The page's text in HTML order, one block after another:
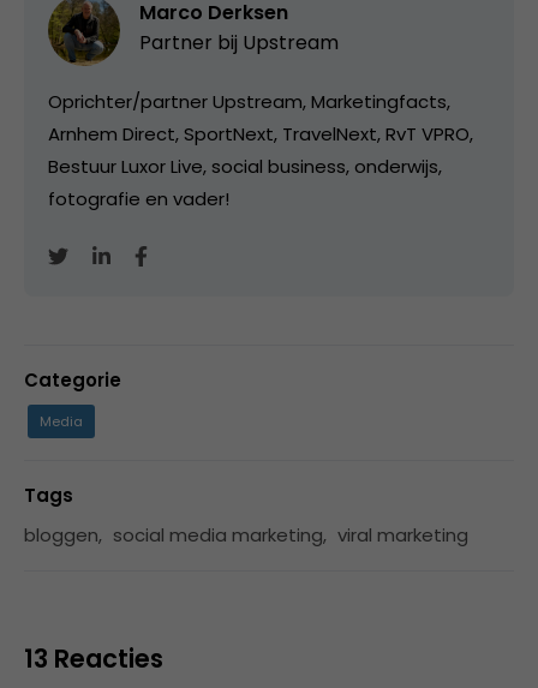
Marco Derksen
Partner bij Upstream
Oprichter/partner Upstream, Marketingfacts,
Arnhem Direct, SportNext, TravelNext, RvT VPRO,
Bestuur Luxor Live, social business, onderwijs,
fotografie en vader!
Categorie
Media
Tags
bloggen, social media marketing, viral marketing
13 Reacties